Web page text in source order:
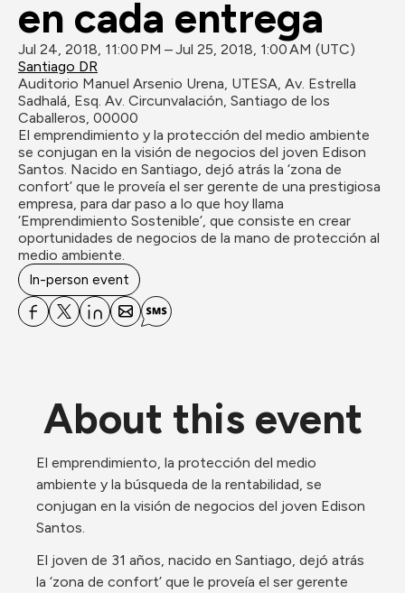
en cada entrega
Jul 24, 2018, 11:00 PM – Jul 25, 2018, 1:00 AM (UTC)
Santiago DR
Auditorio Manuel Arsenio Urena, UTESA, Av. Estrella
Sadhalá, Esq. Av. Circunvalación, Santiago de los
Caballeros, 00000
El emprendimiento y la protección del medio ambiente
se conjugan en la visión de negocios del joven Edison
Santos. Nacido en Santiago, dejó atrás la ‘zona de
confort’ que le proveía el ser gerente de una prestigiosa
empresa, para dar paso a lo que hoy llama
‘Emprendimiento Sostenible’, que consiste en crear
oportunidades de negocios de la mano de protección al
medio ambiente.
In-person event
About this event
El emprendimiento, la protección del medio
ambiente y la búsqueda de la rentabilidad, se
conjugan en la visión de negocios del joven Edison
Santos.
El joven de 31 años, nacido en Santiago, dejó atrás
la ‘zona de confort’ que le proveía el ser gerente